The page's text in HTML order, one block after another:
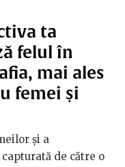
ta
felul în
mai ales
femei și
și a
de către o